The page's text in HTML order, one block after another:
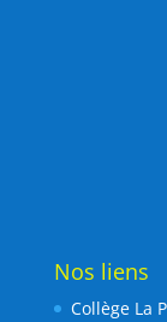
Nos liens
Collège La